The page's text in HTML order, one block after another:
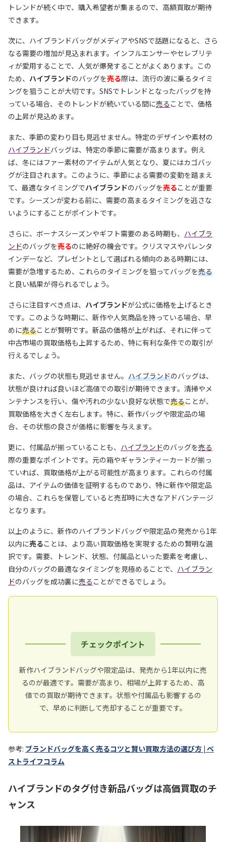
トレンドが続く中で、購入希望者が集まるので、高額買取が期待
できます。
次に、ハイブランドバッグがメディアやSNSで話題になると、さら
なる需要の増加が見込まれます。インフルエンサーやセレブリテ
ィが愛用することで、人気が爆発することがよくあります。この
ため、 ハイブランドのバッグを売る際は、流行の波に乗るタイミ
ングを狙うことが大切です。SNSでトレンドとなったバッグを持
っている場合、そのトレンドが続いている間に売る ことで、価格
の上昇が見込めます。
また、季節の変わり目も見逃せません。特定のデザインや素材の
ハイブランドバッグは、特定の季節に需要が高まります。例え
ば、冬にはファー素材のアイテムが人気となり、夏にはカゴバッ
グが注目されます。このように、季節による需要の変動を踏まえ
て、最適なタイミングでハイブランドのバッグを売ることが重要
です。シーズンが変わる前に、需要の高まるタイミングを逃さな
いようにすることがポイントです。
さらに、ボーナスシーズンやギフト需要のある時期も、 ハイブラ
ンドのバッグを売るのに絶好の機会です。クリスマスやバレンタ
インデーなど、プレゼントとして選ばれる傾向のある時期には、
需要が急増するため、これらのタイミングを狙ってバッグを売る
と良い結果が得られるでしょう。
さらに注目すべき点は、 ハイブランドが公式に価格を上げるとき
です。このような時期に、新作や人気商品を持っている場合、早
めに売ることが賢明です。新品の価格が上がれば、それに伴って
中古市場の買取価格も上昇するため、特に有利な条件での取引が
行えるでしょう。
また、バッグの状態も見逃せません。 ハイブランドのバッグは、
状態が良ければ良いほど高値での取引が期待できます。清掃やメ
ンテナンスを行い、傷や汚れの少ない良好な状態で売ることが、
買取価格を大きく左右します。特に、新作バッグや限定品の場
合、その状態の良さが価格に影響を与えます。
更に、付属品が揃っていることも、 ハイブランドのバッグを売る
際の重要なポイントです。元の箱やギャランティーカードが揃っ
ていれば、買取価格が上がる可能性が高まります。これらの付属
品は、アイテムの価値を証明するものであり、特に新作や限定品
の場合、これらを保管していると売却時に大きなアドバンテージ
となります。
以上のように、新作のハイブランドバッグや限定品の発売から1年
以内に売ることは、より高い買取価格を実現するための賢明な選
択です。需要、トレンド、状態、付属品といった要素を考慮し、
自分のバッグの最適なタイミングを見極めることで、 ハイブラン
ドのバッグを成功裏に売る ことができるでしょう。
チェックポイント
新作ハイブランドバッグや限定品は、発売から1年以内に売
るのが最適です。需要が高まり、相場が上昇するため、高
値での買取が期待できます。状態や付属品も影響するの
で、早めに判断して売却することが重要です。
参考: ブランドバッグを高く売るコツと賢い買取方法の選び方 | ベ
ストライフコラム
ハイブランドのタグ付き新品バッグは高価買取のチ
ャンス